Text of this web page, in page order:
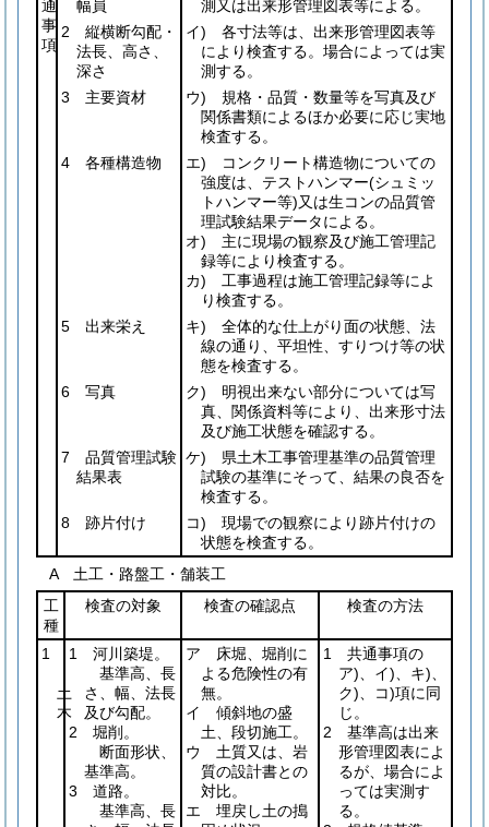
通
事
項
幅員
測又は出来形管理図表等による。
2 縦横断勾配・
法長、高さ、
深さ
イ) 各寸法等は、出来形管理図表等
により検査する。場合によっては実
測する。
3 主要資材
ウ) 規格・品質・数量等を写真及び
関係書類によるほか必要に応じ実地
検査する。
4 各種構造物
エ) コンクリート構造物についての
強度は、テストハンマー(シュミッ
トハンマー等)又は生コンの品質管
理試験結果データによる。
オ) 主に現場の観察及び施工管理記
録等により検査する。
カ) 工事過程は施工管理記録等によ
り検査する。
5 出来栄え
キ) 全体的な仕上がり面の状態、法
線の通り、平坦性、すりつけ等の状
態を検査する。
6 写真
ク) 明視出来ない部分については写
真、関係資料等により、出来形寸法
及び施工状態を確認する。
7 品質管理試験
結果表
ケ) 県土木工事管理基準の品質管理
試験の基準にそって、結果の良否を
検査する。
8 跡片付け
コ) 現場での観察により跡片付けの
状態を検査する。
A 土工・路盤工・舗装工
工
種
検査の対象 検査の確認点 検査の方法
1
土
木
1 河川築堤。
基準高、長
さ、幅、法長
及び勾配。
2 堀削。
断面形状、
基準高。
3 道路。
基準高、長
ア 床堀、堀削に
よる危険性の有
無。
イ 傾斜地の盛
土、段切施工。
ウ 土質又は、岩
質の設計書との
対比。
エ 埋戻し土の搗
1 共通事項の
ア)、イ)、キ)、
ク)、コ)項に同
じ。
2 基準高は出来
形管理図表によ
るが、場合によ
っては実測す
る。